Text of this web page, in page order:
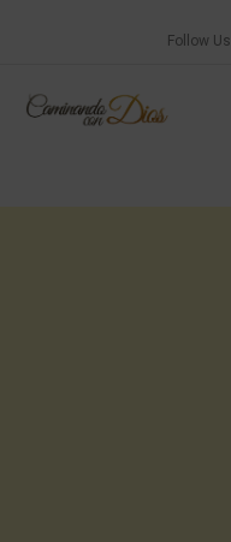
Follow Us